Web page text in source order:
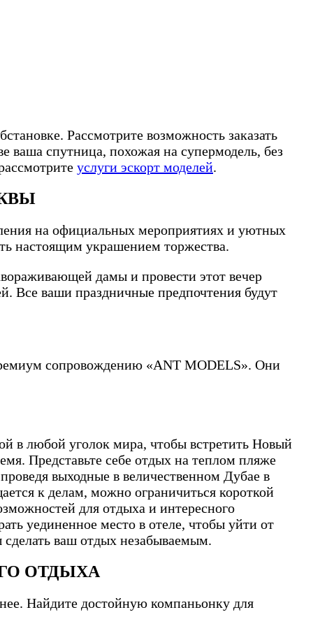
Рассмотрите возможность заказать
ваша спутница, похожая на супермодель, без
услуги эскорт моделей.
на официальных мероприятиях и уютных
настоящим украшением торжества.
дамы и провести этот вечер
Все ваши праздничные предпочтения будут
сопровождению «ANT MODELS». Они
в любой уголок мира, чтобы встретить Новый
Представьте себе отдых на теплом пляже
выходные в величественном Дубае в
к делам, можно ограничиться короткой
для отдыха и интересного
уединенное место в отеле, чтобы уйти от
ваш отдых незабываемым.
ОТДЫХА
Найдите достойную компаньонку для